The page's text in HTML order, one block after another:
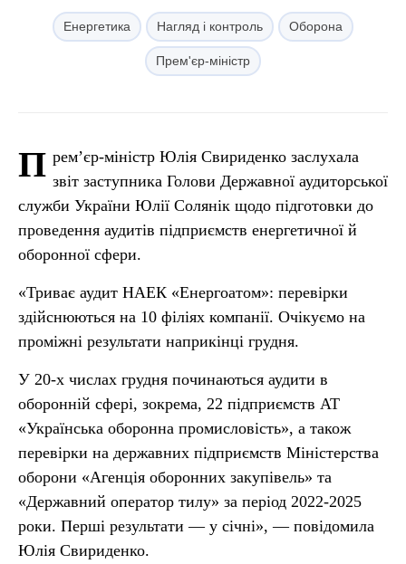
Енергетика Нагляд і контроль Оборона
Прем'єр-міністр
П рем’єр-міністр Юлія Свириденко заслухала
звіт заступника Голови Державної аудиторської
служби України Юлії Солянік щодо підготовки до
проведення аудитів підприємств енергетичної й
оборонної сфери.
«Триває аудит НАЕК «Енергоатом»: перевірки
здійснюються на 10 філіях компанії. Очікуємо на
проміжні результати наприкінці грудня.
У 20-х числах грудня починаються аудити в
оборонній сфері, зокрема, 22 підприємств АТ
«Українська оборонна промисловість», а також
перевірки на державних підприємств Міністерства
оборони «Агенція оборонних закупівель» та
«Державний оператор тилу» за період 2022-2025
роки. Перші результати — у січні», — повідомила
Юлія Свириденко.